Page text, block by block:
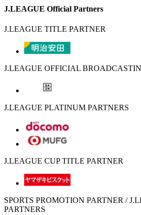
J.LEAGUE Official Partners
J.LEAGUE TITLE PARTNER
J.LEAGUE OFFICIAL
J.LEAGUE PLATINUM PARTNERS
J.LEAGUE CUP TITLE PARTNER
SPORTS PROMOTION PARTNER /
PARTNERS